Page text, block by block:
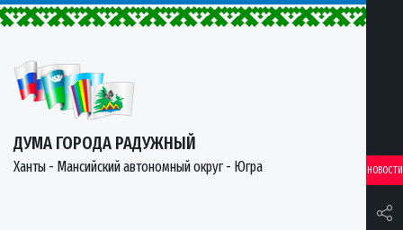
ДУМА ГОРОДА РАДУЖНЫЙ
Ханты - Мансийский автономный округ - Югра НОВОСТИ